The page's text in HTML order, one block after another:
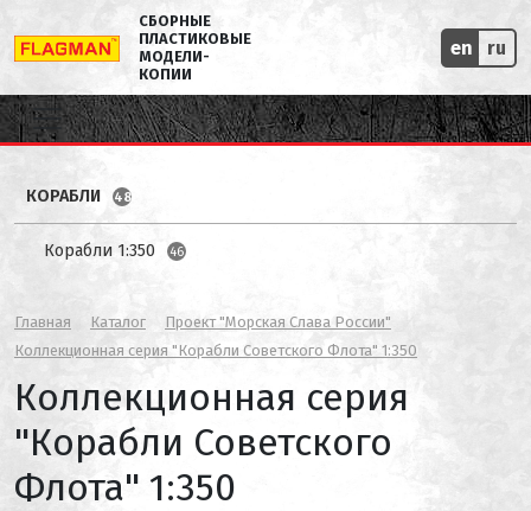
СБОРНЫЕ
ПЛАСТИКОВЫЕ
МОДЕЛИ-
КОПИИ
en ru
КОРАБЛИ 48
Корабли 1:350 46
Главная Каталог
Проект "Морская Слава России"
Коллекционная серия "Корабли Советского Флота" 1:350
Коллекционная серия
"Корабли Советского
Флота" 1:350